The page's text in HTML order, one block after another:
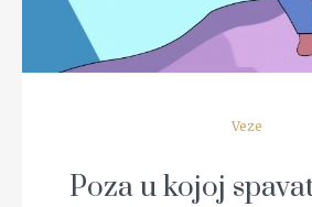
Veze
Poza u kojoj